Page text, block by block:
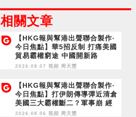
相關文章
【HKG報與幫港出聲聯合製作‧
今日焦點】華5招反制 打痛美國
貿易霸權窮途 中國開新路
2026.08.07 視頻 周天慧
【HKG報與幫港出聲聯合製作‧
今日焦點】打伊朗傳導彈近清倉
美國三大霸權斷二？軍事崩 經
濟損
2026.08.06 視頻 周天慧